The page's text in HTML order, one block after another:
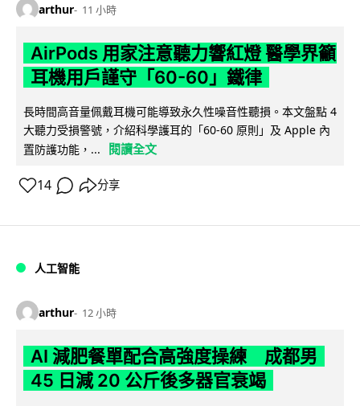
arthur 11 小時
AirPods 用家注意聽力響紅燈 醫學界籲
耳機用戶謹守「60-60」鐵律
長時間高音量佩戴耳機可能導致永久性噪音性聽損。本文盤點 4
大聽力受損警號，介紹科學護耳的「60-60 原則」及 Apple 內
置防護功能，...
閱讀全文
14 分享
人工智能
arthur 12 小時
AI 減肥餐單配合高強度操練 成都男
45 日減 20 公斤後多器官衰竭